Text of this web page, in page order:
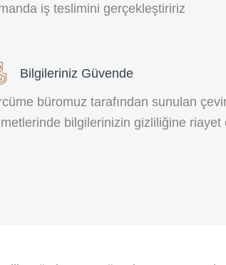
iş teslimini gerçekleştiririz
Bilgileriniz Güvende
büromuz tarafından sunulan
bilgilerinizin gizliliğine riayet